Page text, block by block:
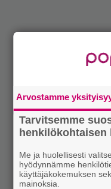
Arvostamme
Tarvitsemme
henkilökohtaisen
Me ja huolellisesti
hyödynnämme
käyttäjäkokemuksen
mainoksia.